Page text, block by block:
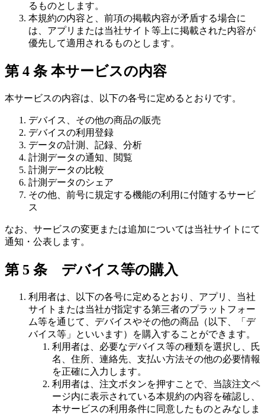
るものとします。
本規約の内容と、前項の掲載内容が矛盾する場合に
は、アプリまたは当社サイト等上に掲載された内容が
優先して適用されるものとします。
第 4 条 本サービスの内容
本サービスの内容は、以下の各号に定めるとおりです。
デバイス、その他の商品の販売
デバイスの利用登録
データの計測、記録、分析
計測データの通知、閲覧
計測データの比較
計測データのシェア
その他、前号に規定する機能の利用に付随するサービ
ス
なお、サービスの変更または追加については当社サイトにて
通知・公表します。
第 5 条 デバイス等の購入
利用者は、以下の各号に定めるとおり、アプリ、当社
サイトまたは当社が指定する第三者のプラットフォー
ム等を通じて、デバイスやその他の商品（以下、「デ
バイス等」といいます）を購入することができます。
利用者は、必要なデバイス等の種類を選択し、氏
名、住所、連絡先、支払い方法その他の必要情報
を正確に入力します。
利用者は、注文ボタンを押すことで、当該注文ペ
ージ内に表示されている本規約の内容を確認し、
本サービスの利用条件に同意したものとみなしま